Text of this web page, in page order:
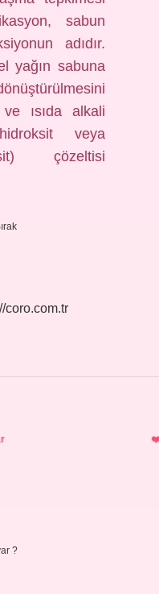
sabun
adıdır.
yağın sabuna
ısıda alkali
veya
çözeltisi
coro.com.tr
?